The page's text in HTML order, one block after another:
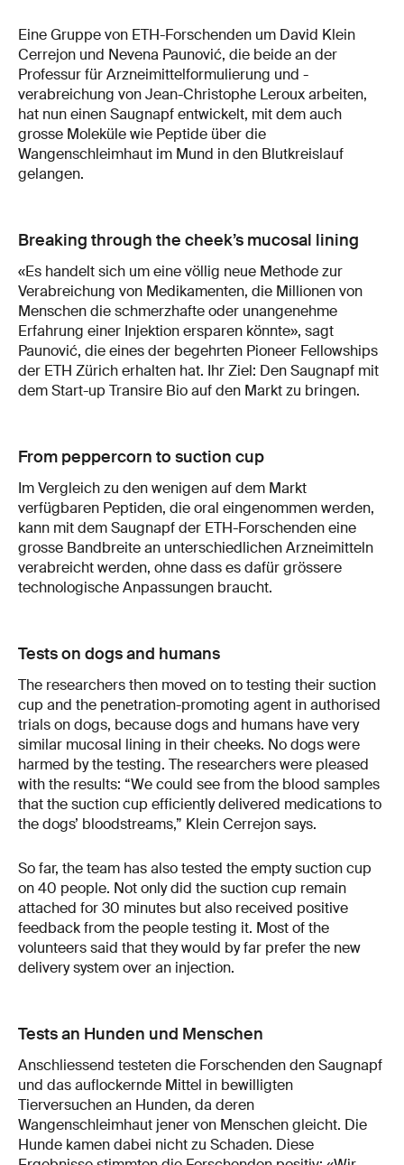
Eine Gruppe von ETH-Forschenden um David Klein
Cerrejon und Nevena Paunović, die beide an der
Professur für Arzneimittelformulierung und -
verabreichung von Jean-Christophe Leroux arbeiten,
hat nun einen Saugnapf entwickelt, mit dem auch
grosse Moleküle wie Peptide über die
Wangenschleimhaut im Mund in den Blutkreislauf
gelangen.
Breaking through the cheek’s mucosal lining
«Es handelt sich um eine völlig neue Methode zur
Verabreichung von Medikamenten, die Millionen von
Menschen die schmerzhafte oder unangenehme
Erfahrung einer Injektion ersparen könnte», sagt
Paunović, die eines der begehrten Pioneer Fellowships
der ETH Zürich erhalten hat. Ihr Ziel: Den Saugnapf mit
dem Start-up Transire Bio auf den Markt zu bringen.
From peppercorn to suction cup
Im Vergleich zu den wenigen auf dem Markt
verfügbaren Peptiden, die oral eingenommen werden,
kann mit dem Saugnapf der ETH-Forschenden eine
grosse Bandbreite an unterschiedlichen Arzneimitteln
verabreicht werden, ohne dass es dafür grössere
technologische Anpassungen braucht.
Tests on dogs and humans
The researchers then moved on to testing their suction
cup and the penetration-promoting agent in authorised
trials on dogs, because dogs and humans have very
similar mucosal lining in their cheeks. No dogs were
harmed by the testing. The researchers were pleased
with the results: “We could see from the blood samples
that the suction cup efficiently delivered medications to
the dogs’ bloodstreams,” Klein Cerrejon says.
So far, the team has also tested the empty suction cup
on 40 people. Not only did the suction cup remain
attached for 30 minutes but also received positive
feedback from the people testing it. Most of the
volunteers said that they would by far prefer the new
delivery system over an injection.
Tests an Hunden und Menschen
Anschliessend testeten die Forschenden den Saugnapf
und das auflockernde Mittel in bewilligten
Tierversuchen an Hunden, da deren
Wangenschleimhaut jener von Menschen gleicht. Die
Hunde kamen dabei nicht zu Schaden. Diese